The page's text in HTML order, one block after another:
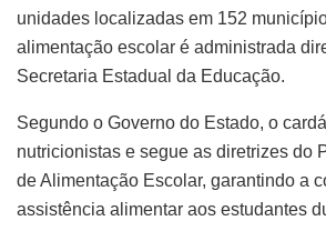
unidades localizadas em 152
alimentação escolar é administrada
Secretaria Estadual da Educação.
Segundo o Governo do Estado, o
nutricionistas e segue as diretrizes do
de Alimentação Escolar, garantindo a
assistência alimentar aos estudantes